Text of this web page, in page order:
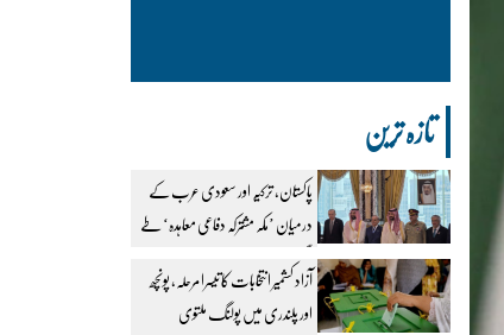
تازہ ترین
پاکستان، ترکیہ اور سعودی عرب کے
درمیان ’مکہ مشترکہ دفاعی معاہدہ‘ طے
پا گیا
آزاد کشمیر انتخابات کا تیسرا مرحلہ، پونچھ
اور پلندری میں پولنگ ملتوی